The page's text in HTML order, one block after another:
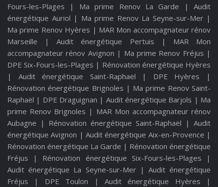
Fours-les-Plages | Ma prime Renov La Garde | Audit
énergétique Auriol | Ma prime Renov La Seyne-sur-Mer|
Ma prime Renov Hyères | MAR Mon accompagnateur rénov
Marseille |Audit énergétique Pertuis | MAR Mon
accompagnateur rénov Avignon | Ma prime Renov Fréjus |
DPE Six-Fours-les-Plages | Rénovation énergétique Hyères
| Audit énergétique Saint-Raphaël | DPE Hyères |
Rénovation énergétique Brignoles | Ma prime Renov Saint-
Raphaël | DPE Draguignan | Audit énergétique Barjols | Ma
prime Renov Brignoles | MAR Mon accompagnateur rénov
Aubagne | Rénovation énergétique Saint-Raphaël | Audit
énergétique Avignon |Audit énergétique Aix-en-Provence |
Rénovation énergétique La Garde | Rénovation énergétique
Fréjus | Rénovation énergétique Six-Fours-les-Plages |
Audit énergétique La Seyne-sur-Mer| Audit énergétique
Fréjus | DPE Toulon | Audit énergétique Hyères |